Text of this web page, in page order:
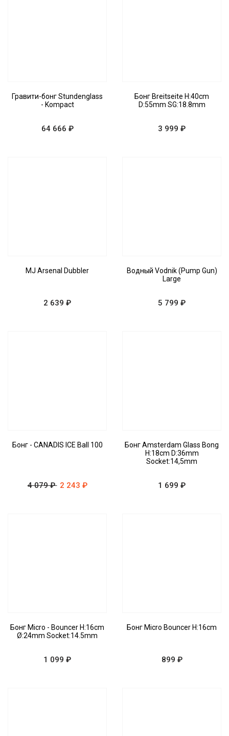
Гравити-бонг Stundenglass
- Kompact
64 666 ₽
Бонг Breitseite H:40cm
D:55mm SG:18.8mm
3 999 ₽
MJ Arsenal Dubbler
2 639 ₽
Водный Vodnik (Pump Gun)
Large
5 799 ₽
Бонг - CANADIS ICE Ball 100
4 079 ₽ 2 243 ₽
Бонг Amsterdam Glass Bong
H:18cm D:36mm
Socket:14,5mm
1 699 ₽
Бонг Micro - Bouncer H:16cm
Ø:24mm Socket:14.5mm
1 099 ₽
Бонг Micro Bouncer H:16cm
899 ₽